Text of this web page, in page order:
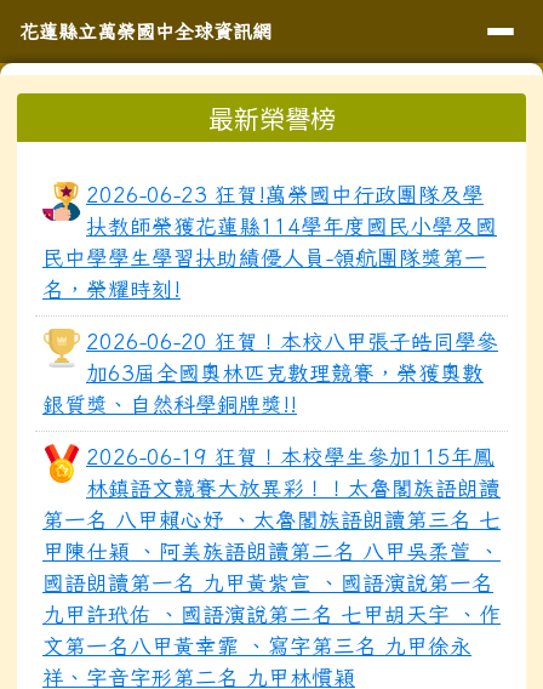
花蓮縣立萬榮國中全球資訊網
導覽列
花蓮縣立萬榮國中全球資訊網
最新榮譽榜
2026-06-23 狂賀!萬榮國中行政團隊及學
扶教師榮獲花蓮縣114學年度國民小學及國
民中學學生學習扶助績優人員-領航團隊獎第一
名，榮耀時刻!
2026-06-20 狂賀！本校八甲張子皓同學參
加63屆全國奧林匹克數理競賽，榮獲奧數
銀質獎、自然科學銅牌獎!!
2026-06-19 狂賀！本校學生參加115年鳳
林鎮語文競賽大放異彩！！太魯閣族語朗讀
第一名 八甲賴心妤 、太魯閣族語朗讀第三名 七
甲陳仕穎 、阿美族語朗讀第二名 八甲吳柔萱 、
國語朗讀第一名 九甲黃紫宣 、國語演說第一名
九甲許玳佑 、國語演說第二名 七甲胡天宇 、作
文第一名八甲黃幸霏 、寫字第三名 九甲徐永
祥、字音字形第二名 九甲林慣穎
頁尾區域